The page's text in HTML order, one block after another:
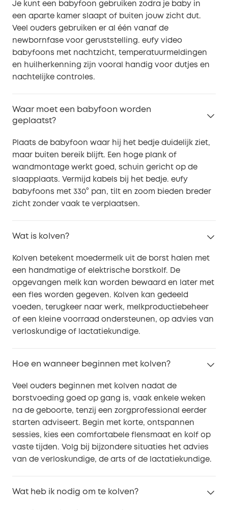
Je kunt een babyfoon gebruiken zodra je baby in
een aparte kamer slaapt of buiten jouw zicht dut.
Veel ouders gebruiken er al één vanaf de
newbornfase voor geruststelling. eufy video
babyfoons met nachtzicht, temperatuurmeldingen
en huilherkenning zijn vooral handig voor dutjes en
nachtelijke controles.
Waar moet een babyfoon worden
geplaatst?
Plaats de babyfoon waar hij het bedje duidelijk ziet,
maar buiten bereik blijft. Een hoge plank of
wandmontage werkt goed, schuin gericht op de
slaapplaats. Vermijd kabels bij het bedje. eufy
babyfoons met 330° pan, tilt en zoom bieden breder
zicht zonder vaak te verplaatsen.
Wat is kolven?
Kolven betekent moedermelk uit de borst halen met
een handmatige of elektrische borstkolf. De
opgevangen melk kan worden bewaard en later met
een fles worden gegeven. Kolven kan gedeeld
voeden, terugkeer naar werk, melkproductiebeheer
of een kleine voorraad ondersteunen, op advies van
verloskundige of lactatiekundige.
Hoe en wanneer beginnen met kolven?
Veel ouders beginnen met kolven nadat de
borstvoeding goed op gang is, vaak enkele weken
na de geboorte, tenzij een zorgprofessional eerder
starten adviseert. Begin met korte, ontspannen
sessies, kies een comfortabele flensmaat en kolf op
vaste tijden. Volg bij bijzondere situaties het advies
van de verloskundige, de arts of de lactatiekundige.
Wat heb ik nodig om te kolven?